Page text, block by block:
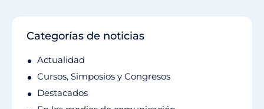
Categorías de noticias
Actualidad
Cursos, Simposios y Congresos
Destacados